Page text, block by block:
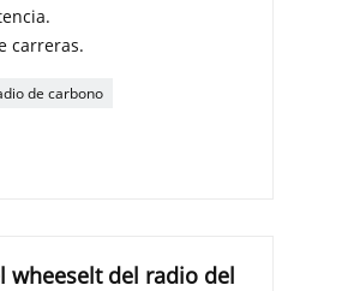
carreras.
de carbono
wheeselt del radio del